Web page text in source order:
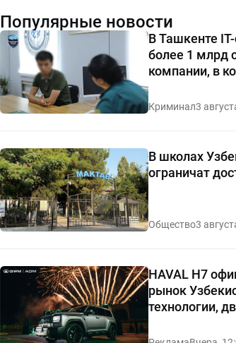
Популярные новости
В Ташкенте
более 1 млрд
компании, в
Криминал3
В школах
ограничат
Общество3
HAVAL H7
рынок
технологии,